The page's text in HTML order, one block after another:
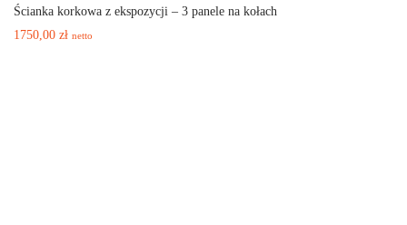
Ścianka korkowa z ekspozycji – 3 panele na kołach
1750,00 zł netto